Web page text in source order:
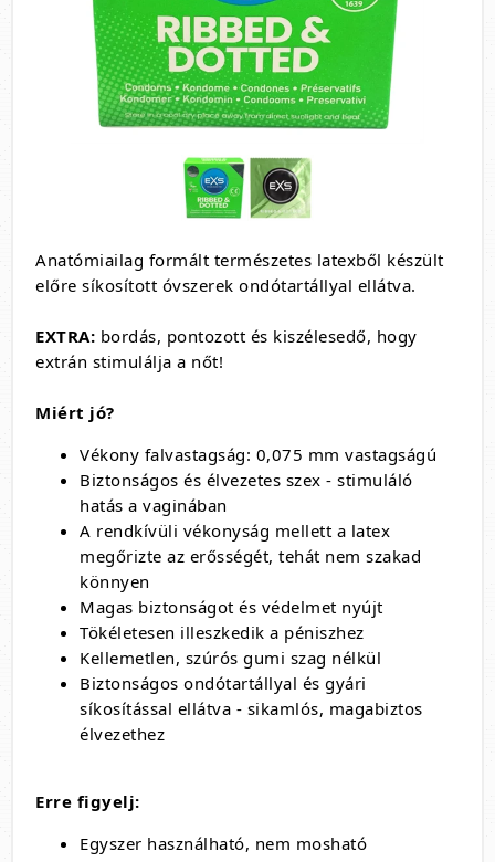
Anatómiailag formált természetes latexből készült
előre síkosított óvszerek ondótartállyal ellátva.
EXTRA: bordás, pontozott és kiszélesedő, hogy
extrán stimulálja a nőt!
Miért jó?
Vékony falvastagság: 0,075 mm vastagságú
Biztonságos és élvezetes szex - stimuláló
hatás a vaginában
A rendkívüli vékonyság mellett a latex
megőrizte az erősségét, tehát nem szakad
könnyen
Magas biztonságot és védelmet nyújt
Tökéletesen illeszkedik a péniszhez
Kellemetlen, szúrós gumi szag nélkül
Biztonságos ondótartállyal és gyári
síkosítással ellátva - sikamlós, magabiztos
élvezethez
Erre figyelj:
Egyszer használható, nem mosható